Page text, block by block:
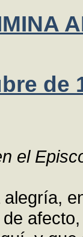
de
el